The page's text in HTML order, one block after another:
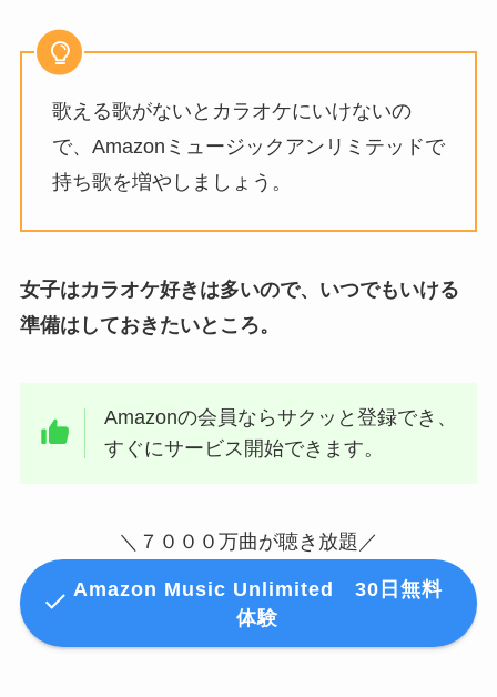
歌える歌がないとカラオケにいけないの
で、Amazonミュージックアンリミテッドで
持ち歌を増やしましょう。
女子はカラオケ好きは多いので、いつでもいける
準備はしておきたいところ。
Amazonの会員ならサクッと登録でき、
すぐにサービス開始できます。
＼７０００万曲が聴き放題／
Amazon Music Unlimited 30日無料
体験